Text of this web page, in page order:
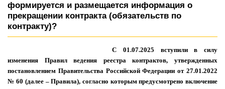
формируется и размещается информация о
прекращении контракта (обязательств по
контракту)?
С 01.07.2025 вступили в силу
изменения Правил ведения реестра контрактов, утвержденных
постановлением Правительства Российской Федерации от 27.01.2022
№ 60 (далее – Правила), согласно которым предусмотрено включение